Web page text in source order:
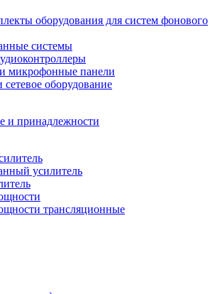
оборудования для систем фонового
системы
микрофонные панели
оборудование
и принадлежности
усилитель
трансляционные